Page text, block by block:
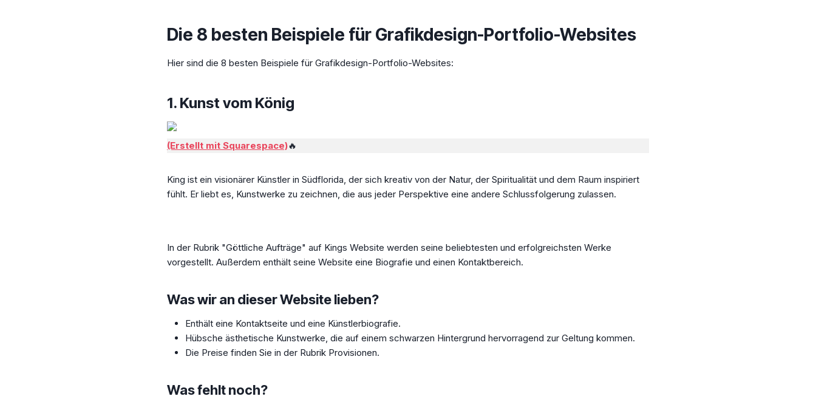
Die 8 besten Beispiele für Grafikdesign-Portfolio-Websites
Hier sind die 8 besten Beispiele für Grafikdesign-Portfolio-Websites:
1. Kunst vom König
(Erstellt mit Squarespace)🔥
King ist ein visionärer Künstler in Südflorida, der sich kreativ von der Natur, der Spiritualität und dem Raum inspiriert
fühlt. Er liebt es, Kunstwerke zu zeichnen, die aus jeder Perspektive eine andere Schlussfolgerung zulassen.
In der Rubrik "Göttliche Aufträge" auf Kings Website werden seine beliebtesten und erfolgreichsten Werke
vorgestellt. Außerdem enthält seine Website eine Biografie und einen Kontaktbereich.
Was wir an dieser Website lieben?
Enthält eine Kontaktseite und eine Künstlerbiografie.
Hübsche ästhetische Kunstwerke, die auf einem schwarzen Hintergrund hervorragend zur Geltung kommen.
Die Preise finden Sie in der Rubrik Provisionen.
Was fehlt noch?